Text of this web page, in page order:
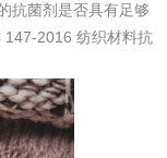
抗菌剂是否具有足够
147-2016 纺织材料抗
驱蚊检测
霉菌污染分析
防螨除螨检测